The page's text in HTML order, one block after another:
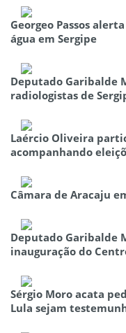
Georgeo Passos
água em Sergipe
Deputado Garibalde
radiologistas de
Laércio Oliveira
acompanhando
Câmara de Aracaju
Deputado Garibalde
inauguração do
Sérgio Moro acata
Lula sejam